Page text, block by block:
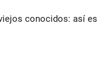
conocidos: así es